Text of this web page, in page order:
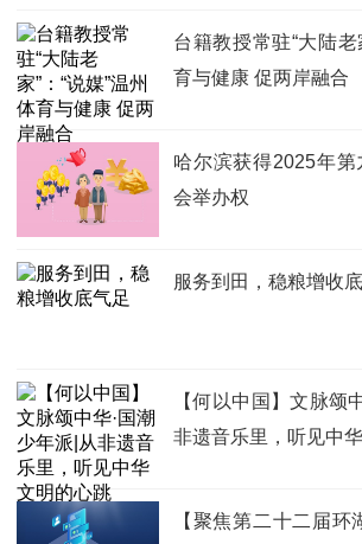
台籍教授常驻“大陆老
育与健康 促两岸融合
哈尔滨获得2025年
会举办权
服务到田，稳粮增收
【何以中国】文脉颂
非遗音乐里，听见中
【聚焦第二十二届